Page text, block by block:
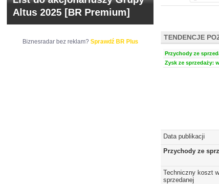
TENDENCJE
Przychody ze
Zysk ze sprzedaży:
Data publikacji
Przychody ze
Techniczny koszt
sprzedanej
Altus 2025 [BR Premium]
Biznesradar bez reklam? Sprawdź BR Plus